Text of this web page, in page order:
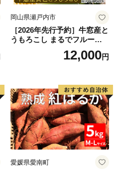
岡山県瀬戸内市
［2026年先行予約］牛窓産と
うもろこし まるでフルー
ツ！最高糖度25度超え 生で
甘い、茹でて美味い！ 黄色
野菜
12,000円
愛媛県愛南町